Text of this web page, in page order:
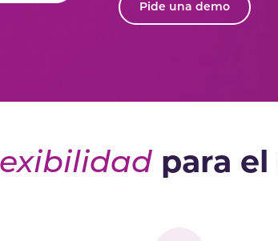
Pide una demo
para